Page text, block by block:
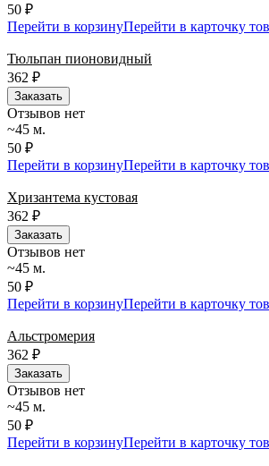
50 ₽
Перейти в корзинуПерейти в карточку
Тюльпан пионовидный
362 ₽
Заказать
Отзывов нет
~45 м.
50 ₽
Перейти в корзинуПерейти в карточку
Хризантема кустовая
362 ₽
Заказать
Отзывов нет
~45 м.
50 ₽
Перейти в корзинуПерейти в карточку
Альстромерия
362 ₽
Заказать
Отзывов нет
~45 м.
50 ₽
Перейти в корзинуПерейти в карточку